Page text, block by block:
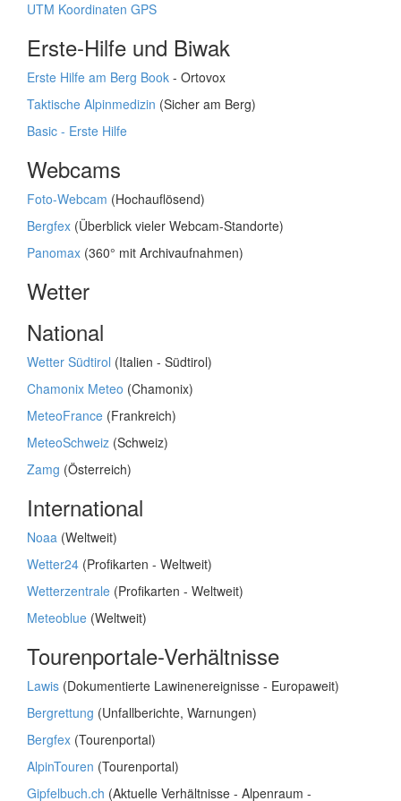
UTM Koordinaten GPS
Erste-Hilfe und Biwak
Erste Hilfe am Berg Book - Ortovox
Taktische Alpinmedizin (Sicher am Berg)
Basic - Erste Hilfe
Webcams
Foto-Webcam (Hochauflösend)
Bergfex (Überblick vieler Webcam-Standorte)
Panomax (360° mit Archivaufnahmen)
Wetter
National
Wetter Südtirol (Italien - Südtirol)
Chamonix Meteo (Chamonix)
MeteoFrance (Frankreich)
MeteoSchweiz (Schweiz)
Zamg (Österreich)
International
Noaa (Weltweit)
Wetter24 (Profikarten - Weltweit)
Wetterzentrale (Profikarten - Weltweit)
Meteoblue (Weltweit)
Tourenportale-Verhältnisse
Lawis (Dokumentierte Lawinenereignisse - Europaweit)
Bergrettung (Unfallberichte, Warnungen)
Bergfex (Tourenportal)
AlpinTouren (Tourenportal)
Gipfelbuch.ch (Aktuelle Verhältnisse - Alpenraum -